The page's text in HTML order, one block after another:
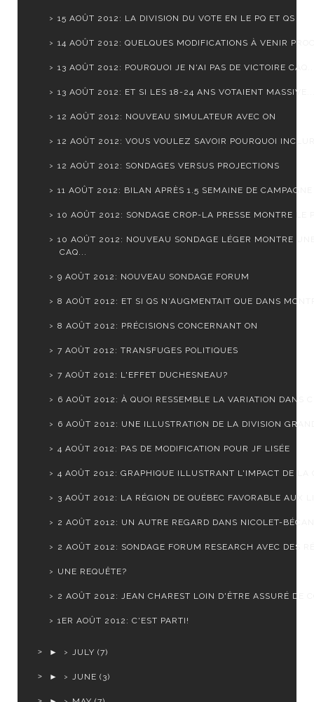
15 AOÛT 2012: LA DIVISION DU VOTE EN LE PQ ET QS
14 AOÛT 2012: QUELQUES MODIFICATIONS À VENIR
13 AOÛT 2012: POURQUOI JE N'AI PAS DE VICTOIRE
13 AOÛT 2012: ET SI LES 18-24 ANS VOTAIENT
12 AOÛT 2012: NOUVEAU SIMULATEUR AVEC ON
12 AOÛT 2012: VOUS VOULEZ SAVOIR POURQUOI
12 AOÛT 2012: SONDAGES VERSUS PROJECTIONS
11 AOÛT 2012: BILAN APRÈS 1.5 SEMAINE DE CAMPAGNE
10 AOÛT 2012: SONDAGE CROP-LA PRESSE MONTRE LE
10 AOÛT 2012: NOUVEAU SONDAGE LÉGER MONTRE
CAQ...
9 AOÛT 2012: NOUVEAU SONDAGE FORUM
8 AOÛT 2012: ET SI QS N'AUGMENTAIT QUE DANS
8 AOÛT 2012: PRÉCISIONS CONCERNANT ON
7 AOÛT 2012: TRANSFUGES POLITIQUES
7 AOÛT 2012: L'EFFET DUCHESNEAU?
6 AOÛT 2012: À QUOI RESSEMBLE LA VARIATION DANS
6 AOÛT 2012: UNE ILLUSTRATION DE LA DIVISION
4 AOÛT 2012: PAS DE MODIFICATION POUR JF LISÉE
4 AOÛT 2012: GRAPHIQUE ILLUSTRANT L'IMPACT DE LA
3 AOÛT 2012: LA RÉGION DE QUÉBEC FAVORABLE AUX
2 AOÛT 2012: UN AUTRE REGARD DANS NICOLET-
2 AOÛT 2012: SONDAGE FORUM RESEARCH AVEC DES
UNE REQUÊTE?
2 AOÛT 2012: JEAN CHAREST LOIN D'ÊTRE ASSURÉ DE
1ER AOÛT 2012: C'EST PARTI!
► JULY (7)
► JUNE (3)